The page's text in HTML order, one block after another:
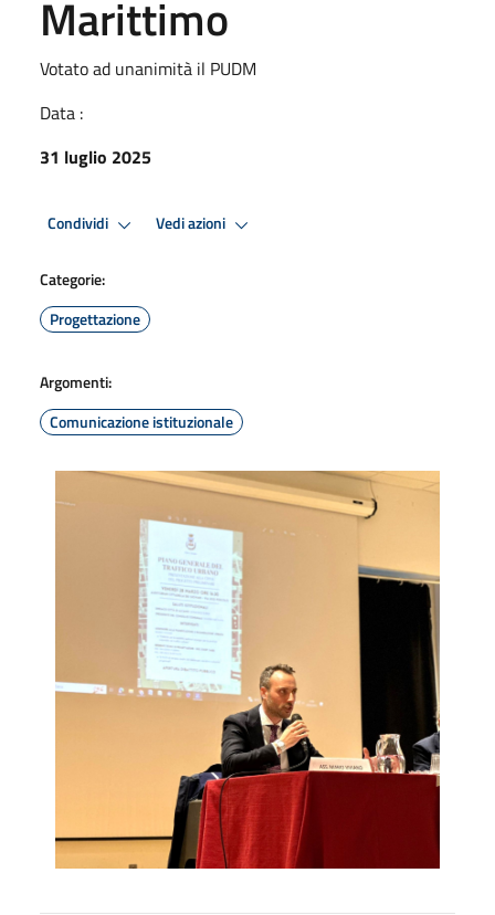
Marittimo
Votato ad unanimità il PUDM
Data :
31 luglio 2025
Condividi Vedi azioni
Categorie:
Progettazione
Argomenti:
Comunicazione istituzionale